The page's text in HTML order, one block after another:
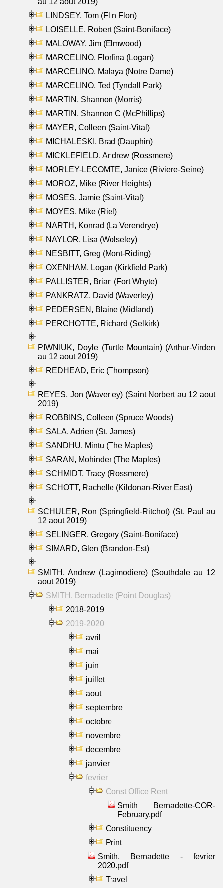
LINDSEY, Tom (Flin Flon)
LOISELLE, Robert (Saint-Boniface)
MALOWAY, Jim (Elmwood)
MARCELINO, Florfina (Logan)
MARCELINO, Malaya (Notre Dame)
MARCELINO, Ted (Tyndall Park)
MARTIN, Shannon (Morris)
MARTIN, Shannon C (McPhillips)
MAYER, Colleen (Saint-Vital)
MICHALESKI, Brad (Dauphin)
MICKLEFIELD, Andrew (Rossmere)
MORLEY-LECOMTE, Janice (Riviere-Seine)
MOROZ, Mike (River Heights)
MOSES, Jamie (Saint-Vital)
MOYES, Mike (Riel)
NARTH, Konrad (La Verendrye)
NAYLOR, Lisa (Wolseley)
NESBITT, Greg (Mont-Riding)
OXENHAM, Logan (Kirkfield Park)
PALLISTER, Brian (Fort Whyte)
PANKRATZ, David (Waverley)
PEDERSEN, Blaine (Midland)
PERCHOTTE, Richard (Selkirk)
PIWNIUK, Doyle (Turtle Mountain) (Arthur-Virden
au 12 aout 2019)
REDHEAD, Eric (Thompson)
REYES, Jon (Waverley) (Saint Norbert au 12 aout
2019)
ROBBINS, Colleen (Spruce Woods)
SALA, Adrien (St. James)
SANDHU, Mintu (The Maples)
SARAN, Mohinder (The Maples)
SCHMIDT, Tracy (Rossmere)
SCHOTT, Rachelle (Kildonan-River East)
SCHULER, Ron (Springfield-Ritchot) (St. Paul au
12 aout 2019)
SELINGER, Gregory (Saint-Boniface)
SIMARD, Glen (Brandon-Est)
SMITH, Andrew (Lagimodiere) (Southdale au 12
aout 2019)
SMITH, Bernadette (Point Douglas)
2018-2019
2019-2020
avril
mai
juin
juillet
aout
septembre
octobre
novembre
decembre
janvier
fevrier
Const Office Rent
Smith Bernadette-COR-
February.pdf
Constituency
Print
Smith, Bernadette - fevrier
2020.pdf
Travel